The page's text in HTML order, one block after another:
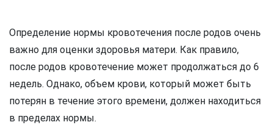
Определение нормы кровотечения после родов очень
важно для оценки здоровья матери. Как правило,
после родов кровотечение может продолжаться до 6
недель. Однако, объем крови, который может быть
потерян в течение этого времени, должен находиться
в пределах нормы.